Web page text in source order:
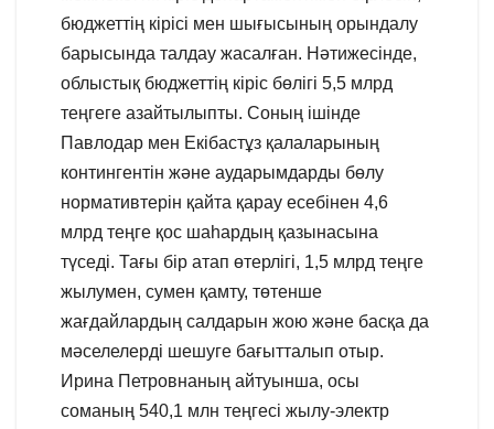
бюджеттің кірісі мен шығысының орындалу
барысында талдау жасалған. Нәтижесінде,
облыстық бюджеттің кіріс бөлігі 5,5 млрд
теңгеге азайтылыпты. Соның ішінде
Павлодар мен Екібастұз қалаларының
контингентін және аударымдарды бөлу
нормативтерін қайта қарау есебінен 4,6
млрд теңге қос шаһардың қазынасына
түседі. Тағы бір атап өтерлігі, 1,5 млрд теңге
жылумен, сумен қамту, төтенше
жағдайлардың салдарын жою және басқа да
мәселелерді шешуге бағытталып отыр.
Ирина Петровнаның айтуынша, осы
соманың 540,1 млн теңгесі жылу-электр